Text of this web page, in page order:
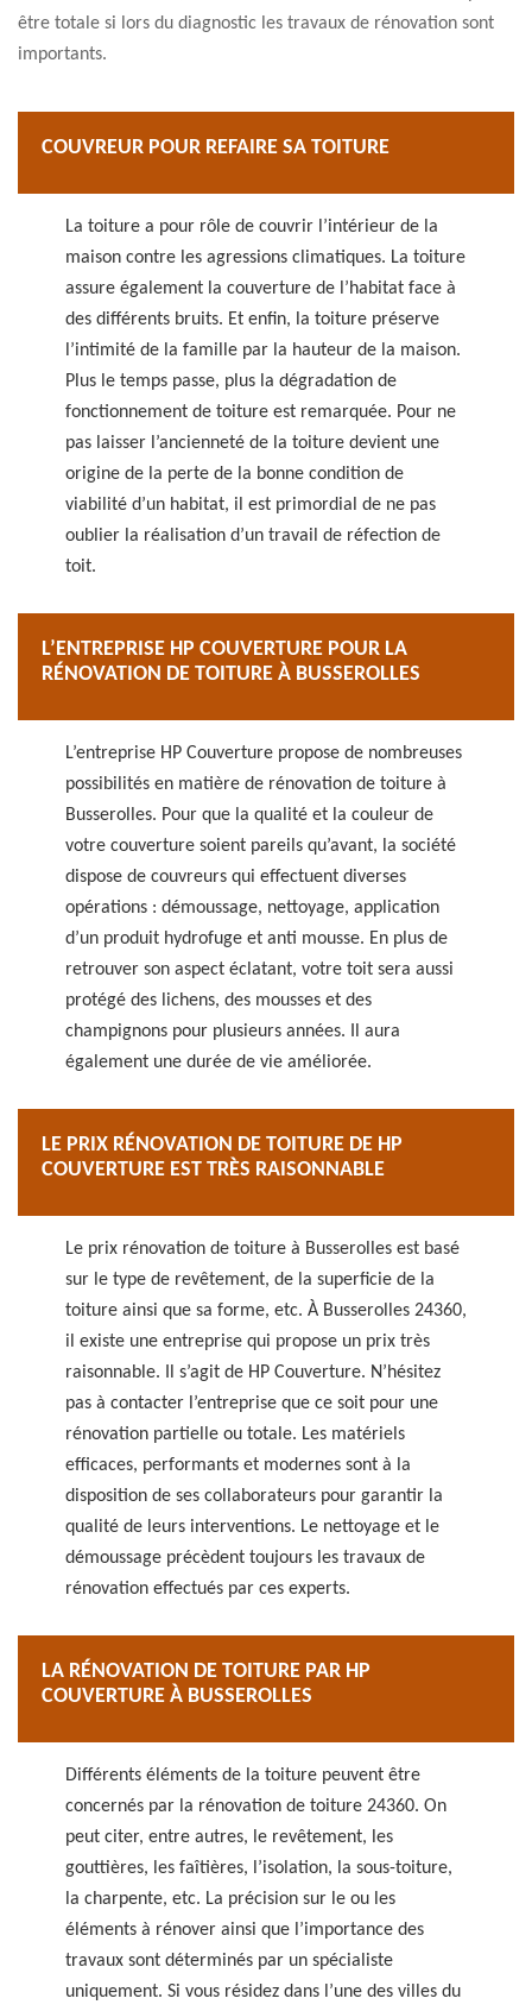
être totale si lors du diagnostic les travaux de rénovation sont
importants.
COUVREUR POUR REFAIRE SA TOITURE
La toiture a pour rôle de couvrir l’intérieur de la
maison contre les agressions climatiques. La toiture
assure également la couverture de l’habitat face à
des différents bruits. Et enfin, la toiture préserve
l’intimité de la famille par la hauteur de la maison.
Plus le temps passe, plus la dégradation de
fonctionnement de toiture est remarquée. Pour ne
pas laisser l’ancienneté de la toiture devient une
origine de la perte de la bonne condition de
viabilité d’un habitat, il est primordial de ne pas
oublier la réalisation d’un travail de réfection de
toit.
L’ENTREPRISE HP COUVERTURE POUR LA
RÉNOVATION DE TOITURE À BUSSEROLLES
L’entreprise HP Couverture propose de nombreuses
possibilités en matière de rénovation de toiture à
Busserolles. Pour que la qualité et la couleur de
votre couverture soient pareils qu’avant, la société
dispose de couvreurs qui effectuent diverses
opérations : démoussage, nettoyage, application
d’un produit hydrofuge et anti mousse. En plus de
retrouver son aspect éclatant, votre toit sera aussi
protégé des lichens, des mousses et des
champignons pour plusieurs années. Il aura
également une durée de vie améliorée.
LE PRIX RÉNOVATION DE TOITURE DE HP
COUVERTURE EST TRÈS RAISONNABLE
Le prix rénovation de toiture à Busserolles est basé
sur le type de revêtement, de la superficie de la
toiture ainsi que sa forme, etc. À Busserolles 24360,
il existe une entreprise qui propose un prix très
raisonnable. Il s’agit de HP Couverture. N’hésitez
pas à contacter l’entreprise que ce soit pour une
rénovation partielle ou totale. Les matériels
efficaces, performants et modernes sont à la
disposition de ses collaborateurs pour garantir la
qualité de leurs interventions. Le nettoyage et le
démoussage précèdent toujours les travaux de
rénovation effectués par ces experts.
LA RÉNOVATION DE TOITURE PAR HP
COUVERTURE À BUSSEROLLES
Différents éléments de la toiture peuvent être
concernés par la rénovation de toiture 24360. On
peut citer, entre autres, le revêtement, les
gouttières, les faîtières, l’isolation, la sous-toiture,
la charpente, etc. La précision sur le ou les
éléments à rénover ainsi que l’importance des
travaux sont déterminés par un spécialiste
uniquement. Si vous résidez dans l’une des villes du